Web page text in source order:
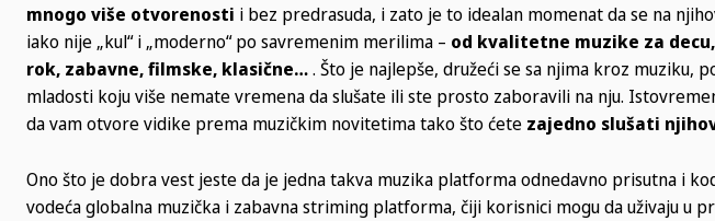
mnogo više otvorenosti i bez predrasuda, i zato je to idealan momenat da se na
iako nije „kul“ i „moderno“ po savremenim merilima – od kvalitetne muzike za
rok, zabavne, filmske, klasične…. Što je najlepše, družeći se sa njima kroz muziku,
mladosti koju više nemate vremena da slušate ili ste prosto zaboravili na nju.
da vam otvore vidike prema muzičkim novitetima tako što ćete zajedno slušati
Ono što je dobra vest jeste da je jedna takva muzika platforma odnedavno prisutna i
vodeća globalna muzička i zabavna striming platforma, čiji korisnici mogu da uživaju u